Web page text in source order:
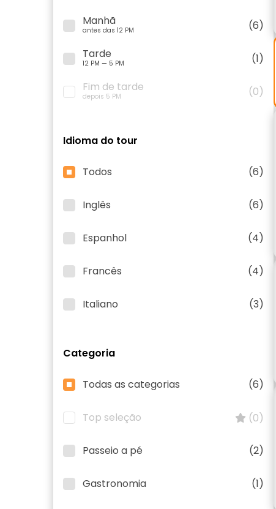
Manhã
antes das 12 PM
(6)
Tarde
12 PM — 5 PM
(1)
Fim de tarde
depois 5 PM (0)
Idioma do tour
Todos (6)
Inglês (6)
Espanhol (4)
Francês (4)
Italiano (3)
Categoria
Todas as categorias (6)
Top seleção (0)
Passeio a pé (2)
Gastronomia (1)